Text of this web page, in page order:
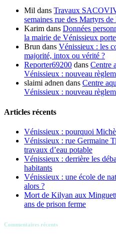
Mil dans Travaux
semaines rue des Martyrs de
Karim dans Données
la mairie de Vénissieux
Brun dans Vénissieux : les
majorité, intox ou vérité ?
Reporter69200 dans Centre
Vénissieux : nouveau
slaimi adnen dans Centre
Vénissieux : nouveau
Articles récents
Vénissieux : pourquoi
Vénissieux : rue Germaine
travaux d’eau potable
Vénissieux : derrière les
habitants
Vénissieux : une école de
alors ?
Mort de Kilyan aux
ans de prison ferme
Commentaires récents